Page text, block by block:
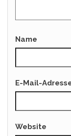
Name
E-Mail-
Website